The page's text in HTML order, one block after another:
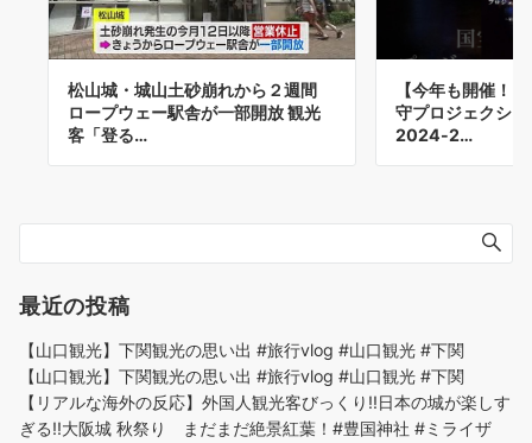
松山城・城山土砂崩れから２週間
ロープウェー駅舎が一部開放 観光
客「登る…
【今年も開催！
守プロジェクシ
2024-2…
最近の投稿
【山口観光】下関観光の思い出 #旅行vlog #山口観光 #下関
【山口観光】下関観光の思い出 #旅行vlog #山口観光 #下関
【リアルな海外の反応】外国人観光客びっくり!!日本の城が楽しす
ぎる!!大阪城 秋祭り まだまだ絶景紅葉！#豊国神社 #ミライザ